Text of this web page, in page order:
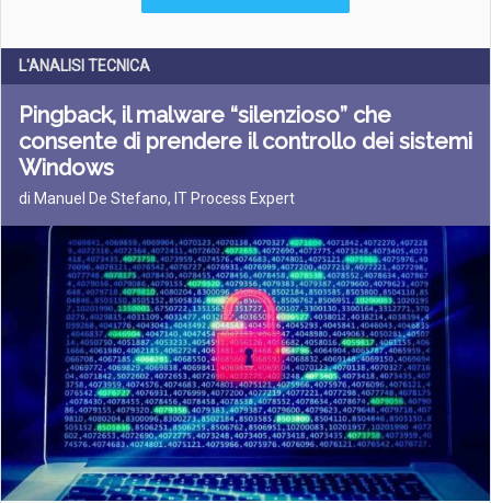
L'ANALISI TECNICA
Pingback, il malware “silenzioso” che
consente di prendere il controllo dei sistemi
Windows
di Manuel De Stefano, IT Process Expert